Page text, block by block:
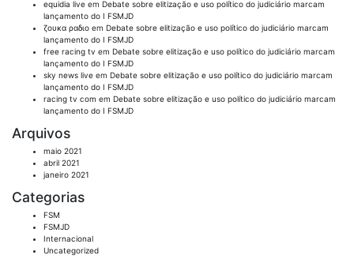
equidia live em Debate sobre elitização e uso político do judiciário marcam
lançamento do I FSMJD
ζουκα ραδιο em Debate sobre elitização e uso político do judiciário marcam
lançamento do I FSMJD
free racing tv em Debate sobre elitização e uso político do judiciário marcam
lançamento do I FSMJD
sky news live em Debate sobre elitização e uso político do judiciário marcam
lançamento do I FSMJD
racing tv com em Debate sobre elitização e uso político do judiciário marcam
lançamento do I FSMJD
Arquivos
maio 2021
abril 2021
janeiro 2021
Categorias
FSM
FSMJD
Internacional
Uncategorized